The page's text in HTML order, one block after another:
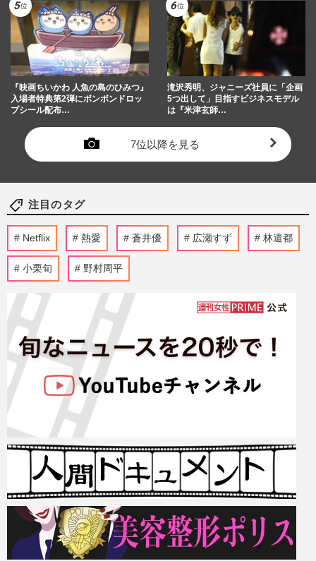
『映画ちいかわ 人魚の島のひみつ』
入場者特典第2弾にボンボンドロッ
プシール配布…
滝沢秀明、ジャニーズ社員に「企画
5つ出して」目指すビジネスモデル
は『米津玄師…
7位以降を見る
注目のタグ
Netflix 熱愛 蒼井優 広瀬すず 林遣都
小栗旬 野村周平